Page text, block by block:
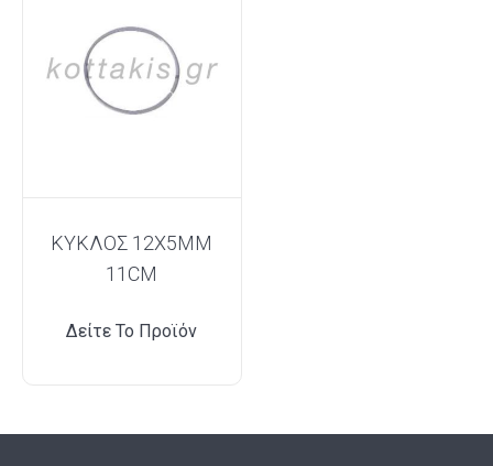
ΚΥΚΛΟΣ 12X5MM
11CM
Δείτε Το Προϊόν